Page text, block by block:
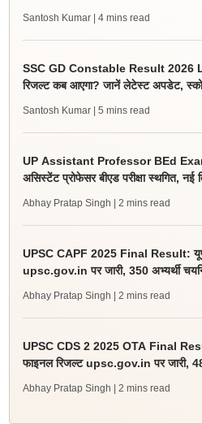
Santosh Kumar | 4 mins read
SSC GD Constable Result 2026
रिजल्ट कब आएगा? जानें लेटेस्ट अपडेट,
Santosh Kumar | 5 mins read
UP Assistant Professor BEd
असिस्टेंट प्रोफेसर बीएड परीक्षा स्थगित, नई
Abhay Pratap Singh | 2 mins read
UPSC CAPF 2025 Final Result:
upsc.gov.in पर जारी, 350 अभ्यर्थी
Abhay Pratap Singh | 2 mins read
UPSC CDS 2 2025 OTA Final
फाइनल रिजल्ट upsc.gov.in पर जारी,
Abhay Pratap Singh | 2 mins read